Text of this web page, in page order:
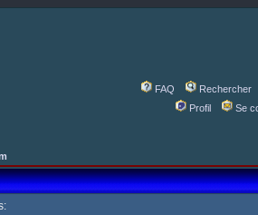
FAQ
Rechercher
Profil
Se